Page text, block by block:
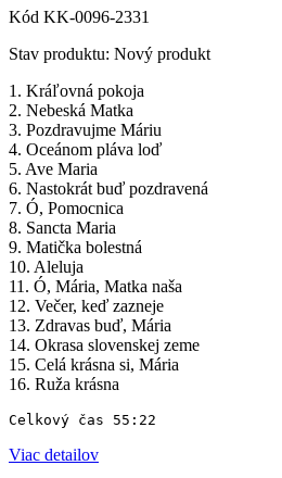
Kód KK-0096-2331
Stav produktu: Nový produkt
1. Kráľovná pokoja
2. Nebeská Matka
3. Pozdravujme Máriu
4. Oceánom pláva loď
5. Ave Maria
6. Nastokrát buď pozdravená
7. Ó, Pomocnica
8. Sancta Maria
9. Matička bolestná
10. Aleluja
11. Ó, Mária, Matka naša
12. Večer, keď zazneje
13. Zdravas buď, Mária
14. Okrasa slovenskej zeme
15. Celá krásna si, Mária
16. Ruža krásna
Celkový čas 55:22
Viac detailov